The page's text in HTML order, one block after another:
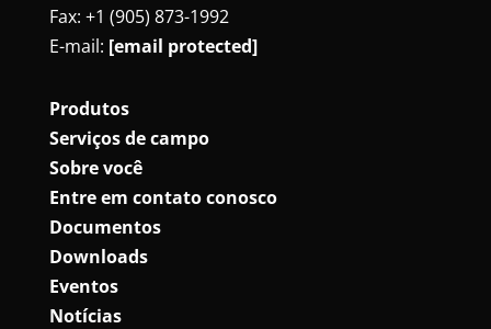
Fax: +1 (905) 873-1992
E-mail: [email protected]
Produtos
Serviços de campo
Sobre você
Entre em contato conosco
Documentos
Downloads
Eventos
Notícias